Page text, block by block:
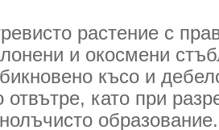
растение с
и окосмени
късо и
отвътре, като при